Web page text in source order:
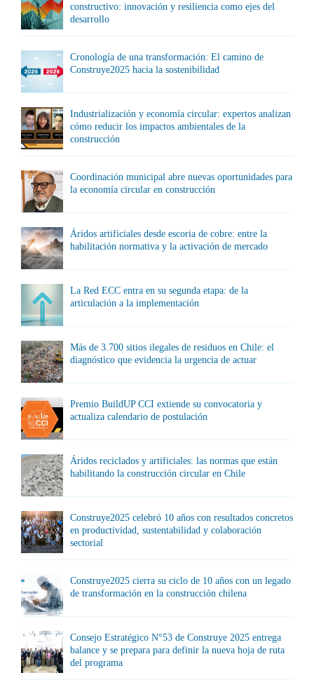
constructivo: innovación y resiliencia como ejes del
desarrollo
Cronología de una transformación: El camino de
Construye2025 hacia la sostenibilidad
Industrialización y economía circular: expertos analizan
cómo reducir los impactos ambientales de la
construcción
Coordinación municipal abre nuevas oportunidades para
la economía circular en construcción
Áridos artificiales desde escoria de cobre: entre la
habilitación normativa y la activación de mercado
La Red ECC entra en su segunda etapa: de la
articulación a la implementación
Más de 3.700 sitios ilegales de residuos en Chile: el
diagnóstico que evidencia la urgencia de actuar
Premio BuildUP CCI extiende su convocatoria y
actualiza calendario de postulación
Áridos reciclados y artificiales: las normas que están
habilitando la construcción circular en Chile
Construye2025 celebró 10 años con resultados concretos
en productividad, sustentabilidad y colaboración
sectorial
Construye2025 cierra su ciclo de 10 años con un legado
de transformación en la construcción chilena
Consejo Estratégico N°53 de Construye 2025 entrega
balance y se prepara para definir la nueva hoja de ruta
del programa